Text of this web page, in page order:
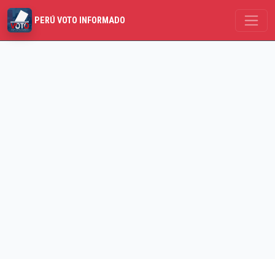
PERÚ VOTO INFORMADO